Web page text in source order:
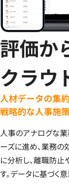
評価か
クラウ
人材データの集
戦略的な人事施
人事のアナログな業
ーズに進め、業務の
に分析し、離職防止
す。データに基づく